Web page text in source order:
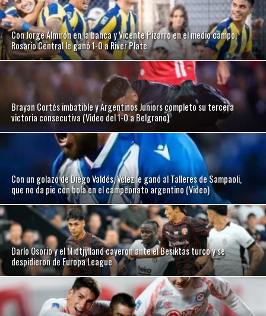
Con Jorge Almirón en la banca y Vicente Pizarro en el medio campo,
Rosario Central le ganó 1-0 a River Plate
Brayan Cortés imbatible y Argentinos Juniors completo su tercera
victoria consecutiva (Video del 1-0 a Belgrano)
Con un golazo de Diego Valdés, Vélez le ganó al Talleres de Sampaoli,
que no da pie con bola en el campeonato argentino (Video)
Darío Osorio y el Midtjylland cayeron ante el Besiktas turco y se
despidieron de Europa League